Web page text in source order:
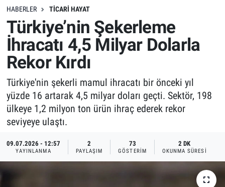
HABERLER TICARI HAYAT
Türkiye’nin Şekerleme
İhracatı 4,5 Milyar Dolarla
Rekor Kırdı
Türkiye'nin şekerli mamul ihracatı bir önceki yıl
yüzde 16 artarak 4,5 milyar doları geçti. Sektör, 198
ülkeye 1,2 milyon ton ürün ihraç ederek rekor
seviyeye ulaştı.
09.07.2026 - 12:57
YAYINLANMA
2
PAYLAŞIM
73
GÖSTERIM
2 DK
OKUNMA SÜRESI